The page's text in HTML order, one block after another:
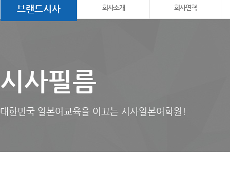
브랜드시사 회사소개 회사연혁
시사필름
대한민국 일본어교육을 이끄는 시사일본어학원!